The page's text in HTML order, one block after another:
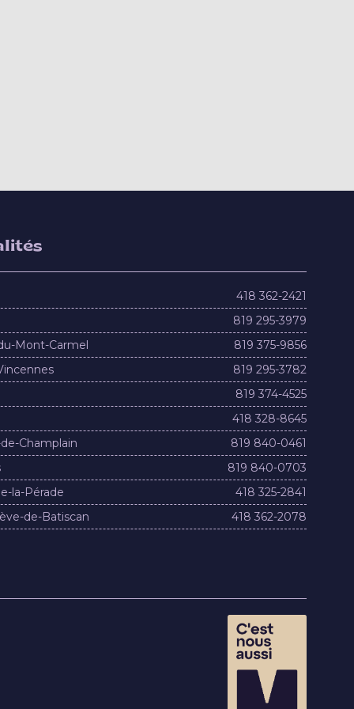
418 362-2421
819 295-3979
Mont-Carmel
819 375-9856
819 295-3782
819 374-4525
418 328-8645
Champlain
819 840-0461
819 840-0703
la-Pérade
418 325-2841
de-Batiscan
418 362-2078